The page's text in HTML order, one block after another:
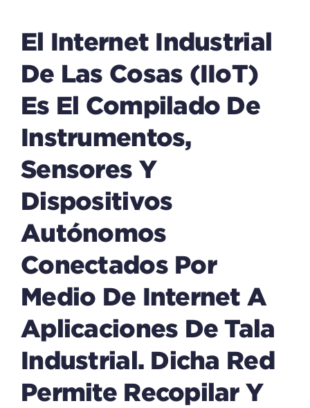
El Internet Industrial
De Las Cosas (IIoT)
Es El Compilado De
Instrumentos,
Sensores Y
Dispositivos
Autónomos
Conectados Por
Medio De Internet A
Aplicaciones De Tala
Industrial. Dicha Red
Permite Recopilar Y